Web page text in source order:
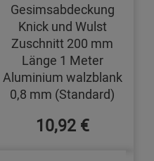
Gesimsabdeckung
Knick und Wulst
Zuschnitt 200 mm
Länge 1 Meter
Aluminium walzblank
0,8 mm (Standard)
10,92 €